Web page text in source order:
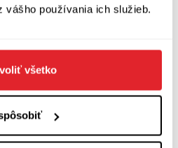
vášho používania ich služieb.
všetko
v Londýne a študovala
Jej dielo recenzenti
The Handmaid’s
vyd. Epos,
Margaret